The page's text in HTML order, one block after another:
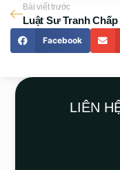
Bài viết trước
Facebook
LIÊN